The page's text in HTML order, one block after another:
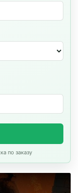
по заказу